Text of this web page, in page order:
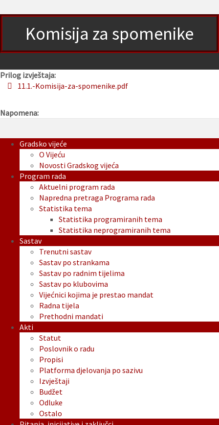
Komisija za spomenike
Prilog izvještaja:
11.1.-Komisija-za-spomenike.pdf
Napomena:
Gradsko vijeće
O Vijeću
Novosti Gradskog vijeća
Program rada
Aktuelni program rada
Napredna pretraga Programa rada
Statistika tema
Statistika programiranih tema
Statistika neprogramiranih tema
Sastav
Trenutni sastav
Sastav po strankama
Sastav po radnim tijelima
Sastav po klubovima
Vijećnici kojima je prestao mandat
Radna tijela
Prethodni mandati
Akti
Statut
Poslovnik o radu
Propisi
Platforma djelovanja po sazivu
Izvještaji
Budžet
Odluke
Ostalo